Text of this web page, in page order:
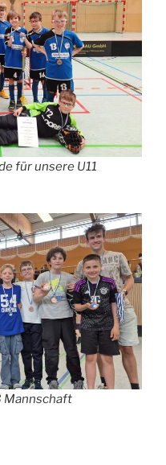
für unsere U11
Mannschaft